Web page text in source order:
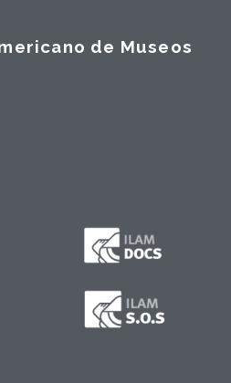
de Museos